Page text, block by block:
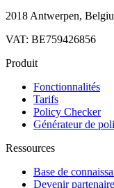
2018 Antwerpen,
VAT: BE759426856
Produit
Fonctionnalités
Tarifs
Policy Checker
Générateur de
Ressources
Base de
Devenir partenaire